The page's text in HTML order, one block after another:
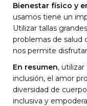
Bienestar físico y
usamos tiene un
Utilizar tallas
problemas de salud
nos permite
En resumen,
inclusión, el amor
diversidad de
inclusiva y